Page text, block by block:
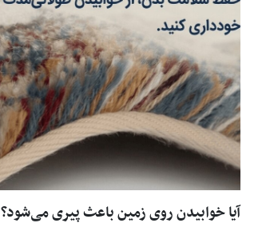
آیا خوابیدن روی زمین باعث پیری می‌شود؟